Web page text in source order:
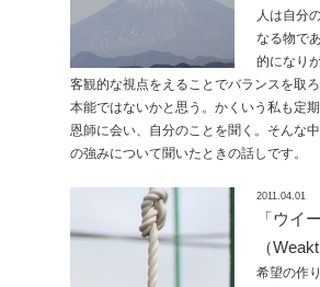
人は自分
なる物で
的になり
客観的な視点をえることでバランスを取
本能ではないかと思う。かくいう私も定
恩師に会い、自分のことを聞く。そんな
の強みについて聞いたときの話しです。
2011.04.01
「ウイ
（
希望の作